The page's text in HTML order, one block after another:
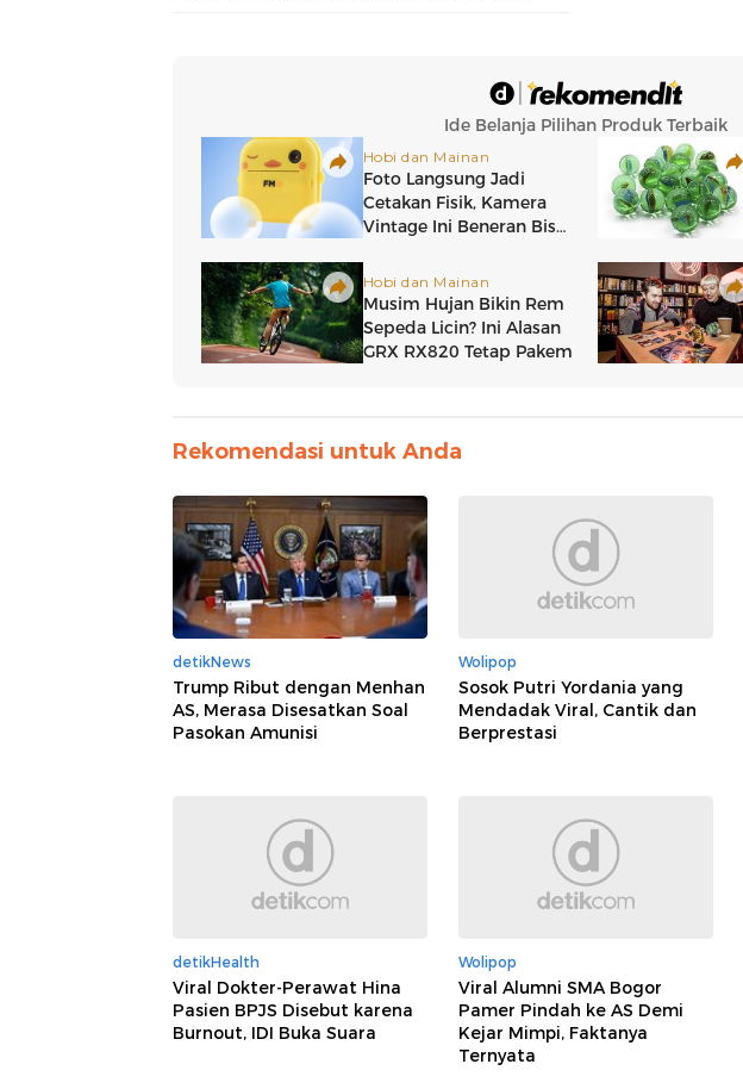
Rekomendasi untuk Anda
detikNews
Trump Ribut dengan Menhan
AS, Merasa Disesatkan Soal
Pasokan Amunisi
Wolipop
Sosok Putri Yordania yang
Mendadak Viral, Cantik dan
Berprestasi
detikHealth
Viral Dokter-Perawat Hina
Pasien BPJS Disebut karena
Burnout, IDI Buka Suara
Wolipop
Viral Alumni SMA Bogor
Pamer Pindah ke AS Demi
Kejar Mimpi, Faktanya
Ternyata